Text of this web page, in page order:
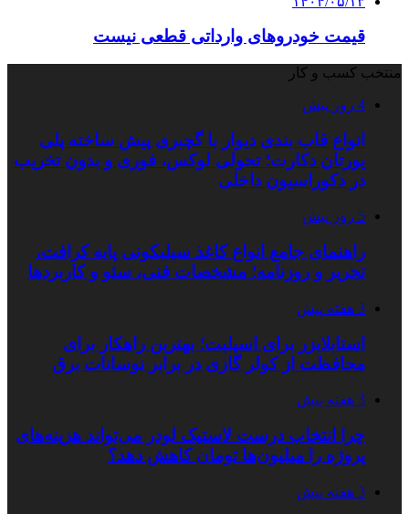
قیمت خودروهای وارداتی قطعی نیست
منتخب کسب و کار
4 روز پیش
انواع قاب بندی دیوار با گچبری پیش ساخته پلی
یورتان دکارت؛ تحولی لوکس، فوری و بدون تخریب
در دکوراسیون داخلی
5 روز پیش
راهنمای جامع انواع کاغذ سیلیکونی پایه کرافت،
تحریر و روزنامه؛ مشخصات فنی، سئو و کاربردها
3 هفته پیش
استابلایزر برای اسپلیت؛ بهترین راهکار برای
محافظت از کولر گازی در برابر نوسانات برق
3 هفته پیش
چرا انتخاب درست لاستیک لودر می‌تواند هزینه‌های
پروژه را میلیون‌ها تومان کاهش دهد؟
3 هفته پیش